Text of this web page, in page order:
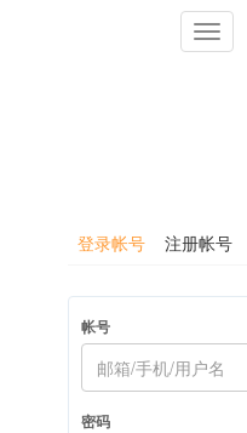
登录帐号 注册帐号
帐号
密码